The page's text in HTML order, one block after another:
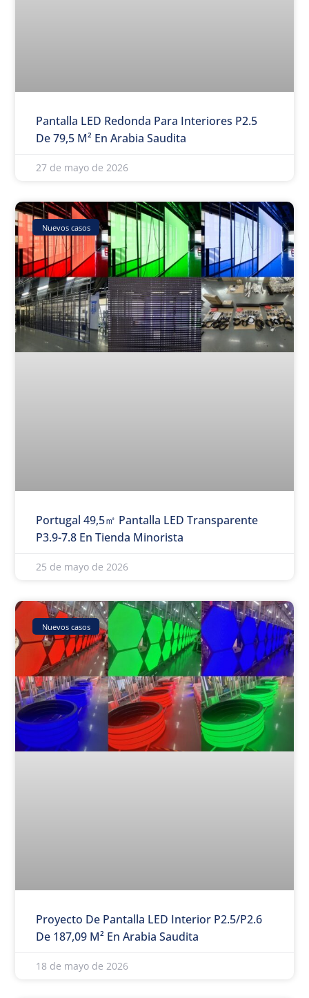
Pantalla LED Redonda Para Interiores P2.5
De 79,5 M² En Arabia Saudita
27 de mayo de 2026
Nuevos casos
Portugal 49,5㎡ Pantalla LED Transparente
P3.9-7.8 En Tienda Minorista
25 de mayo de 2026
Nuevos casos
Proyecto De Pantalla LED Interior P2.5/P2.6
De 187,09 M² En Arabia Saudita
18 de mayo de 2026